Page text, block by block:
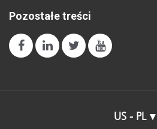
Pozostałe treści
US - PL